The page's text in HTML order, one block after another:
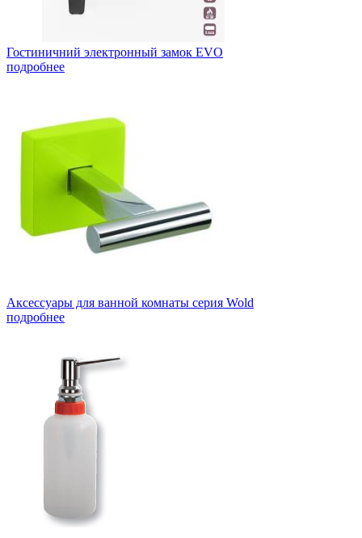
Гостиничний электронный замок EVO
подробнее
Аксессуары для ванной комнаты серия Wold
подробнее